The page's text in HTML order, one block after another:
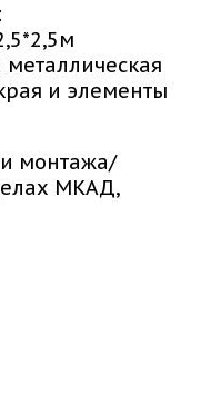
и элементы
и монтажа/
МКАД,